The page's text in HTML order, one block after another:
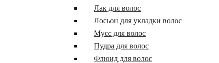
Лак для волос
Лосьон для укладки волос
Мусс для волос
Пудра для волос
Флюид для волос